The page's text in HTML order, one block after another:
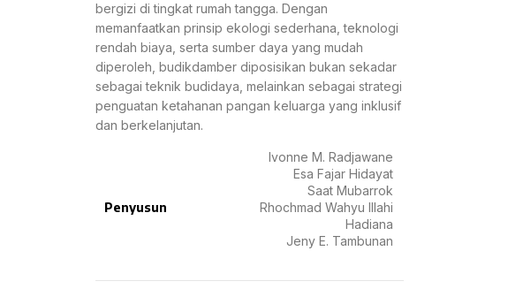
bergizi di tingkat rumah tangga. Dengan
memanfaatkan prinsip ekologi sederhana, teknologi
rendah biaya, serta sumber daya yang mudah
diperoleh, budikdamber diposisikan bukan sekadar
sebagai teknik budidaya, melainkan sebagai strategi
penguatan ketahanan pangan keluarga yang inklusif
dan berkelanjutan.
Penyusun
Ivonne M. Radjawane
Esa Fajar Hidayat
Saat Mubarrok
Rhochmad Wahyu Illahi
Hadiana
Jeny E. Tambunan